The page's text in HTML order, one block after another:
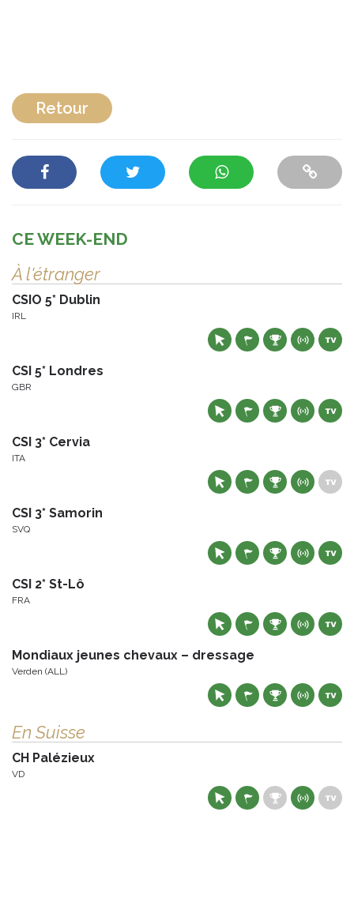
Retour
CE WEEK-END
À l'étranger
CSIO 5* Dublin
IRL
CSI 5* Londres
GBR
CSI 3* Cervia
ITA
CSI 3* Samorin
SVQ
CSI 2* St-Lô
FRA
Mondiaux jeunes chevaux – dressage
Verden (ALL)
En Suisse
CH Palézieux
VD